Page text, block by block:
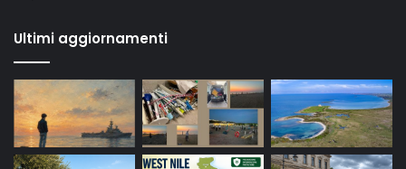
Ultimi aggiornamenti